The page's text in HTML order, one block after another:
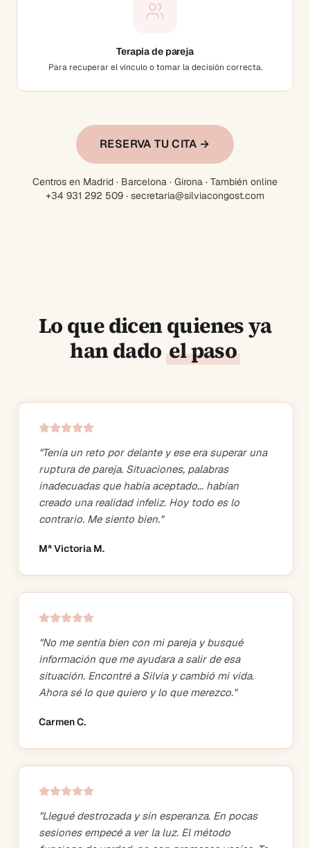
Terapia de pareja
Para recuperar el vínculo o tomar la decisión correcta.
RESERVA TU CITA →
Centros en Madrid · Barcelona · Girona · También online
+34 931 292 509 · secretaria@silviacongost.com
Lo que dicen quienes ya
han dado el paso
"Tenía un reto por delante y ese era superar una
ruptura de pareja. Situaciones, palabras
inadecuadas que había aceptado... habían
creado una realidad infeliz. Hoy todo es lo
contrario. Me siento bien."
Mª Victoria M.
"No me sentía bien con mi pareja y busqué
información que me ayudara a salir de esa
situación. Encontré a Silvia y cambió mi vida.
Ahora sé lo que quiero y lo que merezco."
Carmen C.
"Llegué destrozada y sin esperanza. En pocas
sesiones empecé a ver la luz. El método